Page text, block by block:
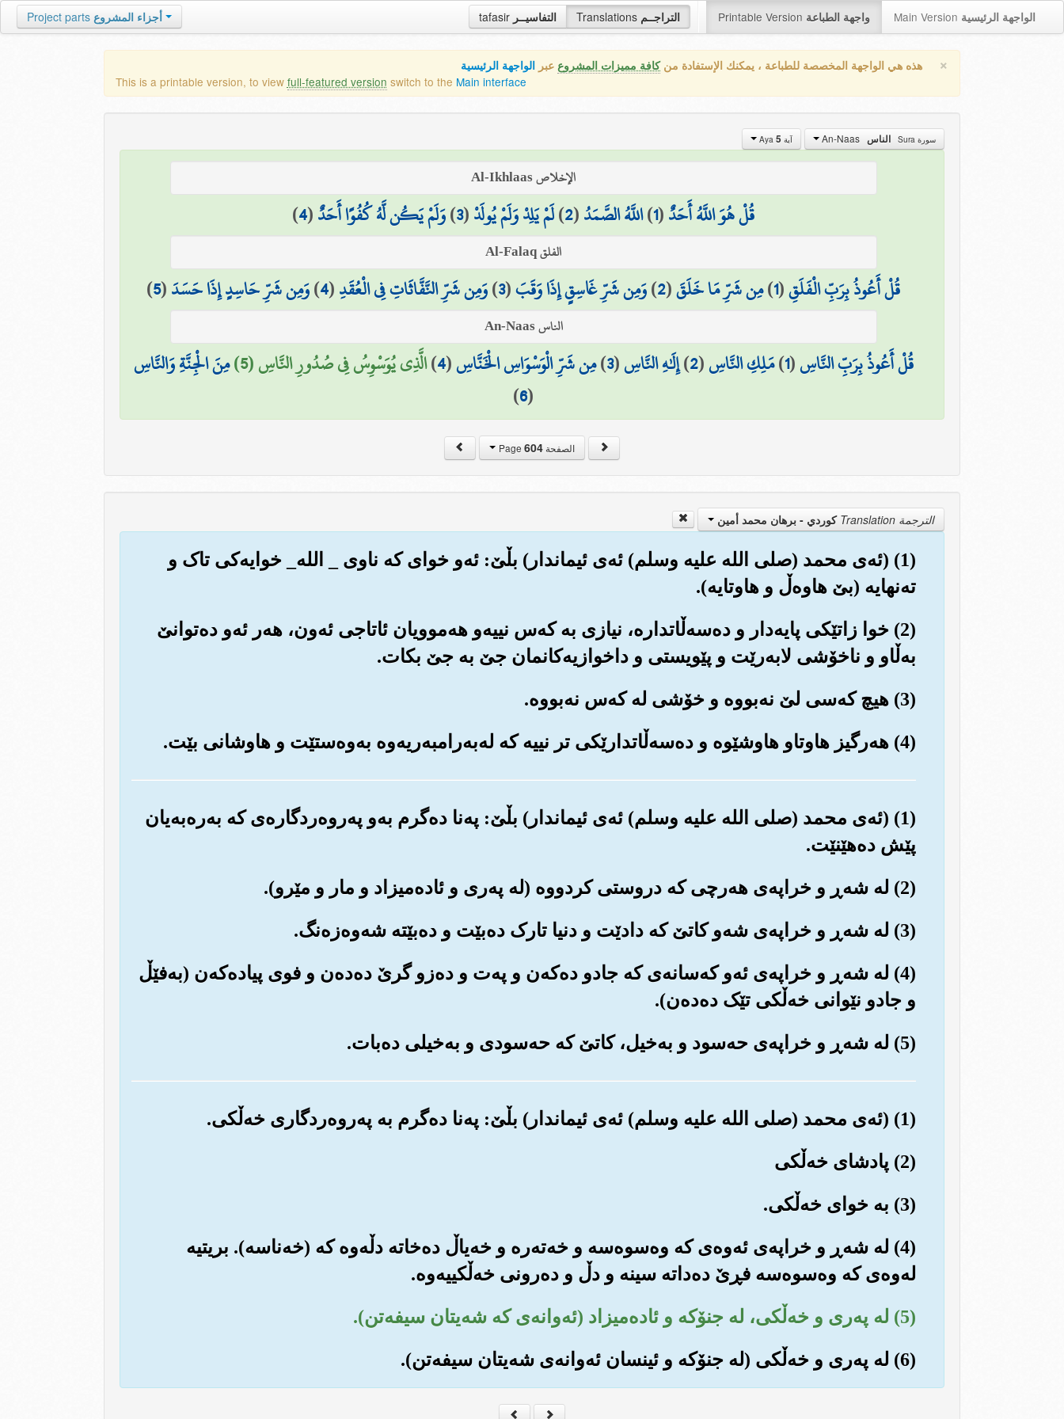
tafasir التفاسيــر Translations التراجــم Printable Version واجهة الطباعة Main Version الواجهة الرئيسية Project parts أجزاء المشروع
× هذه هي الواجهة المخصصة للطباعة ، يمكنك الإستفادة منكافة مميزات المشروع عبر الواجهة الرئيسية
This is a printable version, to view full-featured version switch to the Main interface
سورة Sura الناس آية Aya 5
الإخلاص Al-Ikhlaas
قُلْ هُوَ اللَّهُ أَحَدٌ(
1
)اللَّهُ الصَّمَدُ(
2
)لَمْ يَلِدْ وَلَمْ يُولَدْ(
3
)وَلَمْ يَكُن لَّهُ كُفُوًا أَحَدٌ(
4
)
الفلق Al-Falaq
قُلْ أَعُوذُ بِرَبِّ الْفَلَقِ(
1
)مِن شَرِّ مَا خَلَقَ(
2
)وَمِن شَرِّ غَاسِقٍ إِذَا وَقَبَ(
3
)وَمِن شَرِّ النَّفَّاثَاتِ فِي الْعُقَدِ(
4
)وَمِن شَرِّ حَاسِدٍ إِذَا حَسَدَ(
5
)
الناس An-Naas
قُلْ أَعُوذُ بِرَبِّ النَّاسِ(
1
)مَلِكِ النَّاسِ(
2
)إِلَٰهِ النَّاسِ(
3
)مِن شَرِّ الْوَسْوَاسِ الْخَنَّاسِ(
4
)الَّذِي يُوَسْوِسُ فِي صُدُورِ النَّاسِ (5) مِنَ الْجِنَّةِ وَالنَّاسِ
(
6
)
الصفحة Page604
الترجمة Translation كوردي - برهان محمد أمين
(1) (ئه‌ی محمد (صلی الله علیه وسلم) ئه‌ی ئیماندار) بڵێ: ئه‌و خوای که ناوی _ الله‌_ خوایه‌کی تاک و
ته‌نهایه (بێ هاوه‌ڵ و هاوتایه‌).
(2) خوا زاتێکی پایه‌دار و ده‌سه‌ڵاتداره‌، نیازی به که‌س نییه‌و هه‌موویان ئاتاجی ئه‌ون، هه‌ر ئه‌و ده‌توانێ
به‌ڵاو و ناخۆشی لابه‌رێت و پێویستی و داخوازیه‌کانمان جێ به جێ بکات.
(3) هیچ که‌سی لێ نه‌بووه و خۆشی له که‌س نه‌بووه‌.
(4) هه‌رگیز هاوتاو هاوشێوه و ده‌سه‌ڵاتدارێکی تر نییه که له‌به‌رامبه‌ریه‌وه به‌وه‌ستێت و هاوشانی بێت.
(1) (ئه‌ی محمد (صلی الله علیه وسلم) ئه‌ی ئیماندار) بڵێ: په‌نا ده‌گرم به‌و په‌روه‌ردگاره‌ی که به‌ره‌به‌یان
پێش ده‌هێنێت.
(2) له شه‌ڕ و خراپه‌ی هه‌رچی که دروستی کردووه (له په‌ری و ئاده‌میزاد و مار و مێرو).
(3) له شه‌ڕ و خراپه‌ی شه‌و کاتێ که دادێت و دنیا تارک ده‌بێت و ده‌بێته شه‌وه‌زه‌نگ.
(4) له شه‌ڕ و خراپه‌ی ئه‌و که‌سانه‌ی که جادو ده‌که‌ن و په‌ت و ده‌‌زو گرێ ده‌ده‌ن و فوی پیاده‌که‌ن (به‌فێڵ
و جادو نێوانی خه‌ڵکی تێک ده‌ده‌ن).
(5) له شه‌ڕ و خراپه‌ی حه‌سود و به‌خیل، کاتێ که حه‌سودی و به‌خیلی ده‌بات.
(1) (ئه‌ی محمد (صلی الله علیه وسلم) ئه‌ی ئیماندار) بڵێ: په‌نا ده‌گرم به په‌روه‌ردگاری خه‌ڵکی.
(2) پادشای خه‌ڵکی
(3) به خوای خه‌ڵکی.
(4) له شه‌ڕ و خراپه‌ی ئه‌وه‌ی که وه‌سوه‌سه و خه‌ته‌ره و خه‌یاڵ ده‌خاته دڵه‌وه که (خه‌ناسه‌). بریتیه
له‌وه‌ی که وه‌سوه‌سه فڕێ ده‌داته سینه و دڵ و ده‌رونی خه‌ڵکییه‌وه‌.
(5) له په‌ری و خه‌ڵکی، له جنۆکه و ئاده‌میزاد (ئه‌وانه‌ی که شه‌یتان سیفه‌تن).
(6) له په‌ری و خه‌ڵكی (له جنۆكه و ئینسان ئه‌وانه‌ی شه‌یتان سیفه‌تن).